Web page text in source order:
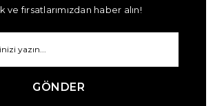
ve fırsatlarımızdan haber alın!
GÖNDER